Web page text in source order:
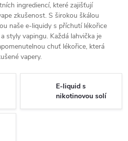
ingrediencí, které zajišťují
zkušenost. S širokou škálou
naše e-liquidy s příchutí lékořice
styly vapingu. Každá lahvička je
chuť lékořice, která
vapery.
E-liquid s
nikotinovou solí